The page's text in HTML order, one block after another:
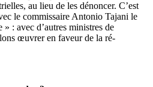
au lieu de les dénoncer. C’est
le commissaire Antonio Tajani le
: avec d’autres ministres de
œuvrer en faveur de la ré-